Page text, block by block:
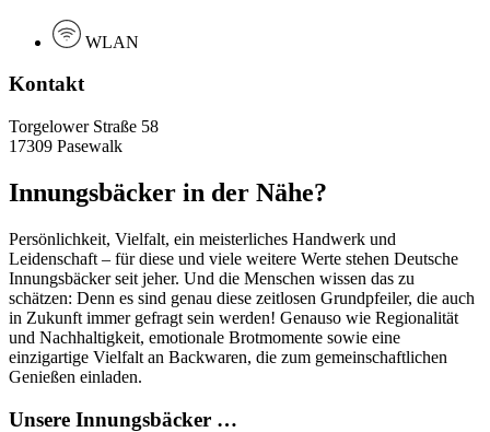
WLAN
Kontakt
Torgelower Straße 58
17309 Pasewalk
Innungsbäcker in der Nähe?
Persönlichkeit, Vielfalt, ein meisterliches Handwerk und
Leidenschaft – für diese und viele weitere Werte stehen Deutsche
Innungsbäcker seit jeher. Und die Menschen wissen das zu
schätzen: Denn es sind genau diese zeitlosen Grundpfeiler, die auch
in Zukunft immer gefragt sein werden! Genauso wie Regionalität
und Nachhaltigkeit, emotionale Brotmomente sowie eine
einzigartige Vielfalt an Backwaren, die zum gemeinschaftlichen
Genießen einladen.
Unsere Innungsbäcker …